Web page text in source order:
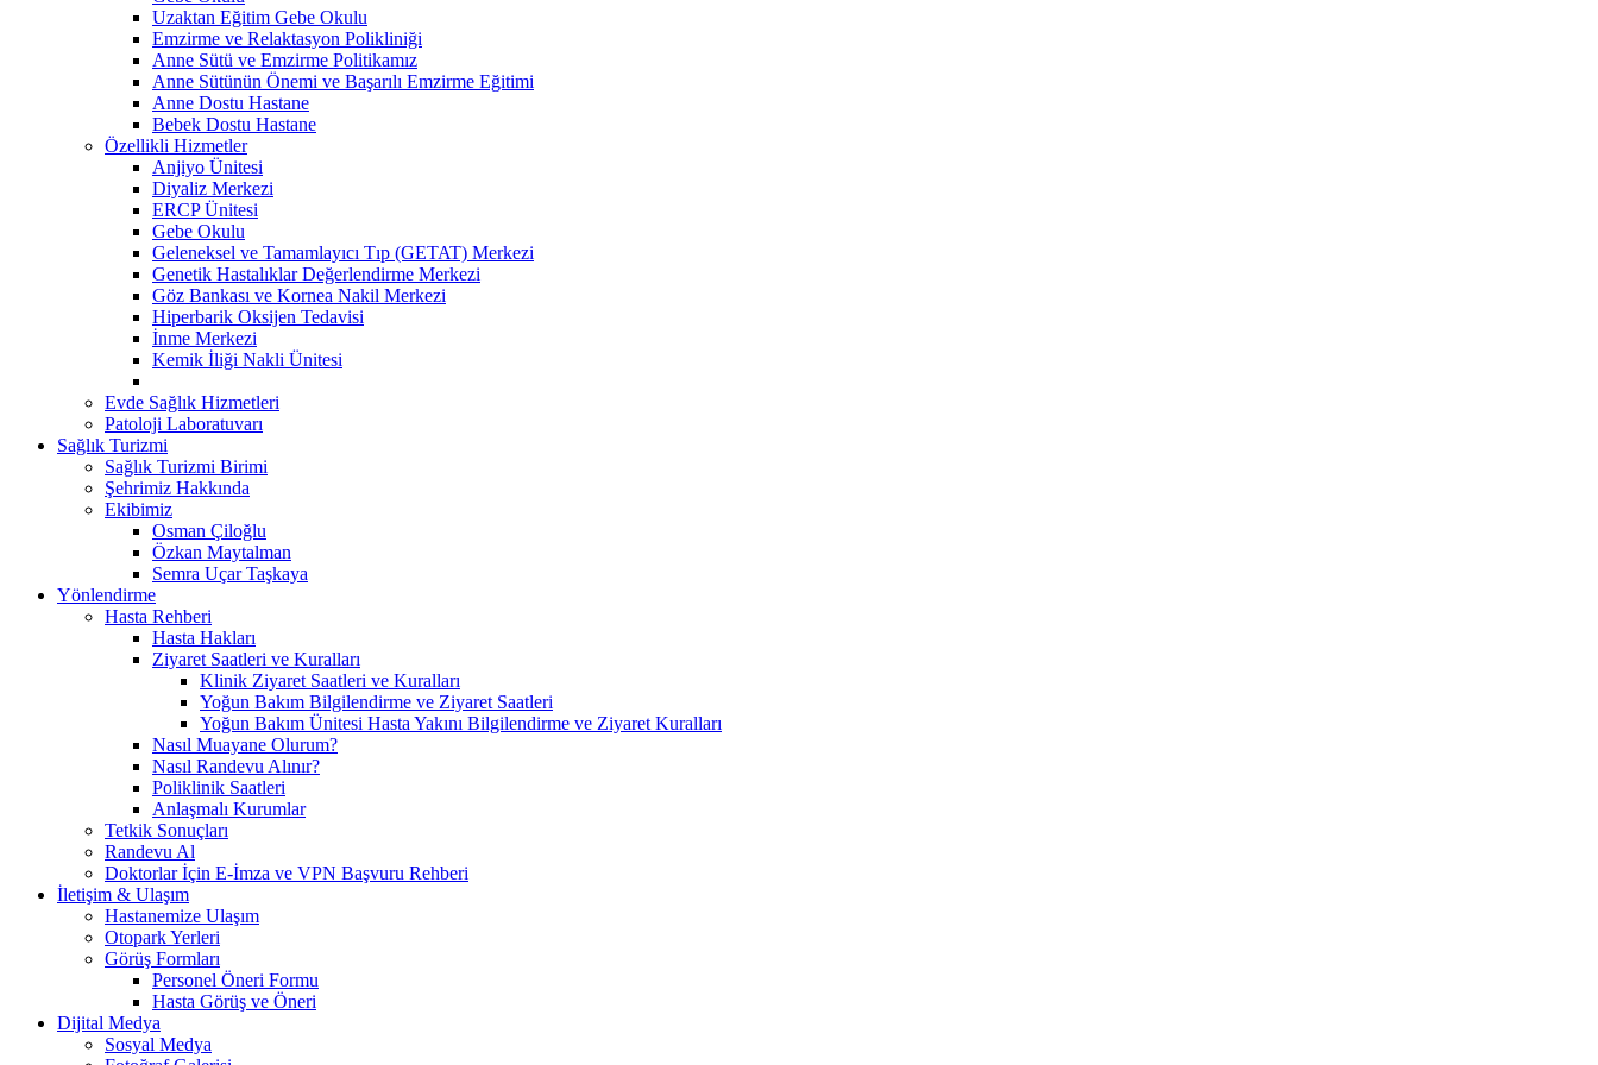
Uzaktan Eğitim Gebe Okulu
Emzirme ve Relaktasyon Polikliniği
Anne Sütü ve Emzirme Politikamız
Anne Sütünün Önemi ve Başarılı Emzirme Eğitimi
Anne Dostu Hastane
Bebek Dostu Hastane
Özellikli Hizmetler
Anjiyo Ünitesi
Diyaliz Merkezi
ERCP Ünitesi
Gebe Okulu
Geleneksel ve Tamamlayıcı Tıp (GETAT) Merkezi
Genetik Hastalıklar Değerlendirme Merkezi
Göz Bankası ve Kornea Nakil Merkezi
Hiperbarik Oksijen Tedavisi
İnme Merkezi
Kemik İliği Nakli Ünitesi
Evde Sağlık Hizmetleri
Patoloji Laboratuvarı
Sağlık Turizmi
Sağlık Turizmi Birimi
Şehrimiz Hakkında
Ekibimiz
Osman Çiloğlu
Özkan Maytalman
Semra Uçar Taşkaya
Yönlendirme
Hasta Rehberi
Hasta Hakları
Ziyaret Saatleri ve Kuralları
Klinik Ziyaret Saatleri ve Kuralları
Yoğun Bakım Bilgilendirme ve Ziyaret Saatleri
Yoğun Bakım Ünitesi Hasta Yakını Bilgilendirme ve Ziyaret Kuralları
Nasıl Muayane Olurum?
Nasıl Randevu Alınır?
Poliklinik Saatleri
Anlaşmalı Kurumlar
Tetkik Sonuçları
Randevu Al
Doktorlar İçin E-İmza ve VPN Başvuru Rehberi
İletişim & Ulaşım
Hastanemize Ulaşım
Otopark Yerleri
Görüş Formları
Personel Öneri Formu
Hasta Görüş ve Öneri
Dijital Medya
Sosyal Medya